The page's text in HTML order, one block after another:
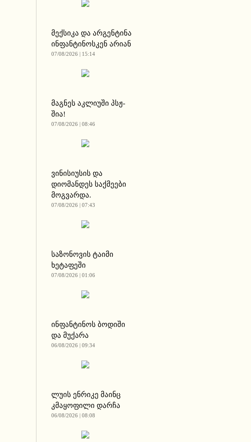
მექსიკა და არგენტინა
ინფანტინოსკენ არიან
07/08/2026 | 15:14
მაგნეს აკლიუში პსჟ-
შია!
07/08/2026 | 08:46
ვინისიუსის და
დიომანდეს საქმეები
მოგვარდა.
07/08/2026 | 07:43
საზონოვის ტაიმი
ხეტაფეში
07/08/2026 | 01:06
ინფანტინოს ბოდიში
და მუქარა
06/08/2026 | 09:34
ლუის ენრიკე მაინც
კმაყოფილი დარჩა
06/08/2026 | 08:08